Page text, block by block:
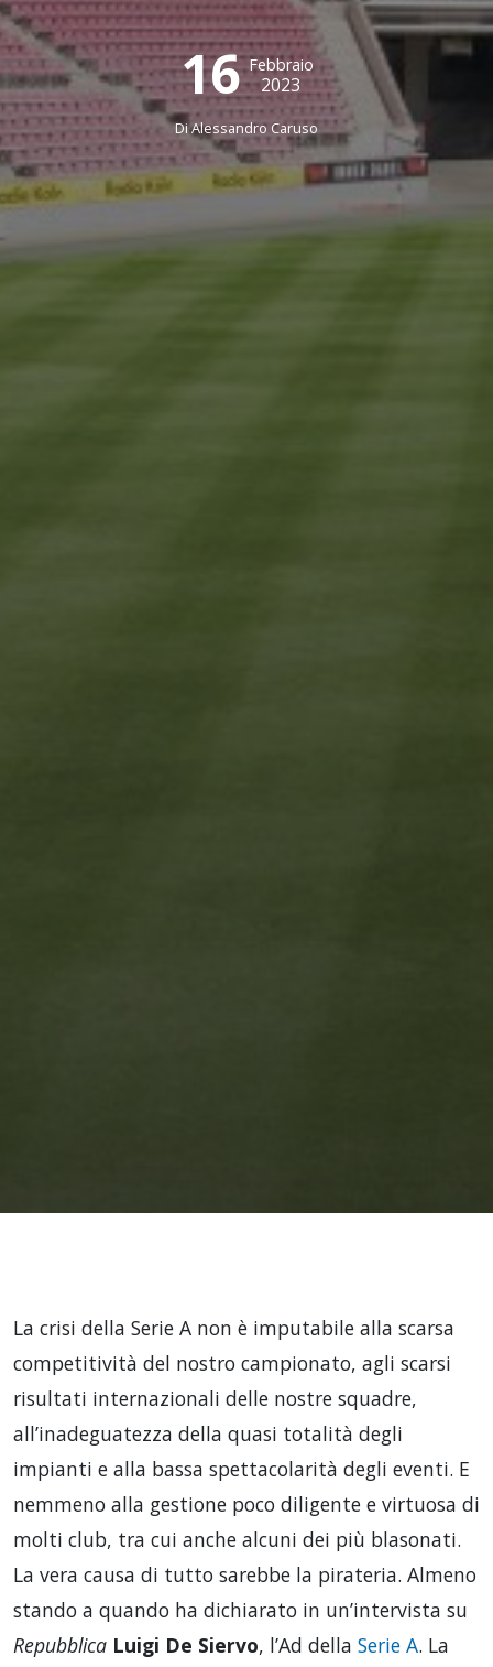
16 Febbraio
2023
DiAlessandro Caruso
La crisi della Serie A non è imputabile alla scarsa
competitività del nostro campionato, agli scarsi
risultati internazionali delle nostre squadre,
all’inadeguatezza della quasi totalità degli
impianti e alla bassa spettacolarità degli eventi. E
nemmeno alla gestione poco diligente e virtuosa di
molti club, tra cui anche alcuni dei più blasonati.
La vera causa di tutto sarebbe la pirateria. Almeno
stando a quando ha dichiarato in un’intervista su
Repubblica Luigi De Siervo, l’Ad della Serie A. La